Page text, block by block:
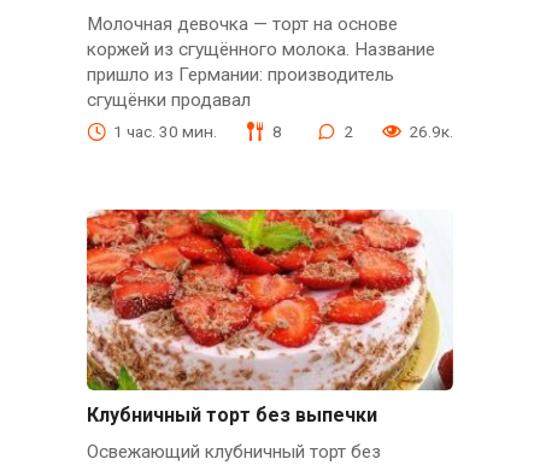
Молочная девочка — торт на основе
коржей из сгущённого молока. Название
пришло из Германии: производитель
сгущёнки продавал
1 час. 30 мин. 8 2 26.9к.
Клубничный торт без выпечки
Освежающий клубничный торт без